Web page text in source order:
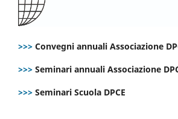
>>> Convegni annuali Associazione
>>> Seminari annuali Associazione
>>> Seminari Scuola DPCE